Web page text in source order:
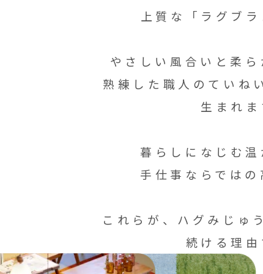
上質な
「ラグブ
やさしい風合いと柔ら
熟練した職人のていね
生まれま
暮らしになじむ温
手仕事ならではの
これらが、ハグみじゅ
続ける理由